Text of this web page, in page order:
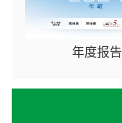
年度报告